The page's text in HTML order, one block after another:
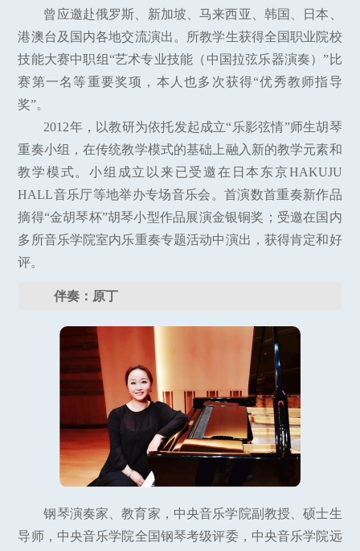
曾应邀赴俄罗斯、新加坡、马来西亚、韩国、日本、
港澳台及国内各地交流演出。所教学生获得全国职业院校
技能大赛中职组“艺术专业技能（中国拉弦乐器演奏）”比
赛第一名等重要奖项，本人也多次获得“优秀教师指导
奖”。
2012年，以教研为依托发起成立“乐影弦情”师生胡琴
重奏小组，在传统教学模式的基础上融入新的教学元素和
教学模式。小组成立以来已受邀在日本东京HAKUJU
HALL音乐厅等地举办专场音乐会。首演数首重奏新作品
摘得“金胡琴杯”胡琴小型作品展演金银铜奖；受邀在国内
多所音乐学院室内乐重奏专题活动中演出，获得肯定和好
评。
伴奏：原丁
钢琴演奏家、教育家，中央音乐学院副教授、硕士生
导师，中央音乐学院全国钢琴考级评委，中央音乐学院远